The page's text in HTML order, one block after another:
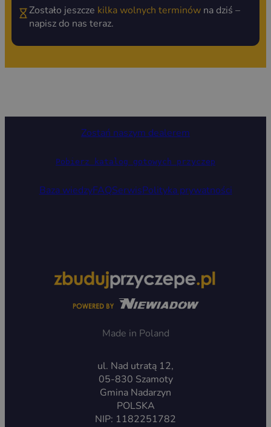
Zostało jeszcze kilka wolnych terminówna dziś –
napisz do nas teraz.
Zostań naszym dealerem
Pobierz katalog gotowych przyczep
Baza wiedzyFAQSerwisPolityka prywatności
Made in Poland
ul. Nad utratą 12,
05-830 Szamoty
Gmina Nadarzyn
POLSKA
NIP: 1182251782